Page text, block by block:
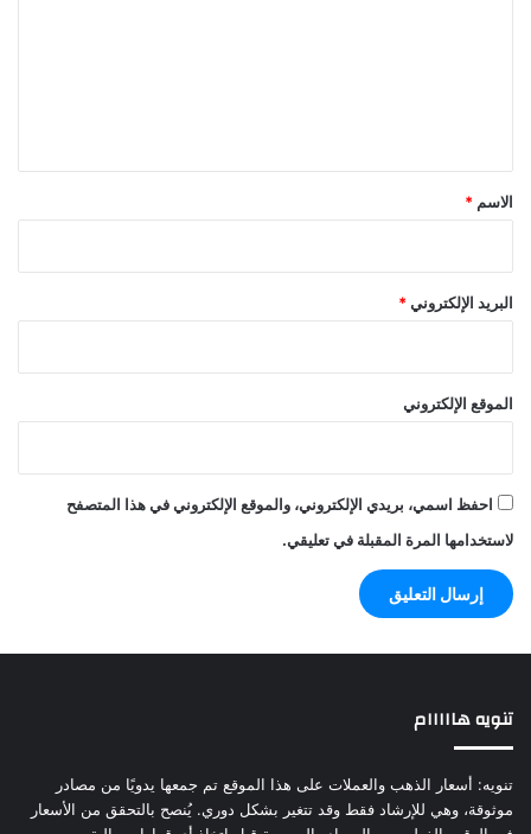
*
الاسم *
البريد الإلكتروني *
الموقع الإلكتروني
احفظ اسمي، بريدي الإلكتروني، والموقع الإلكتروني في هذا المتصفح
لاستخدامها المرة المقبلة في تعليقي.
تنويه هااااام
تنويه: أسعار الذهب والعملات على هذا الموقع تم جمعها يدويًا من مصادر
موثوقة، وهي للإرشاد فقط وقد تتغير بشكل دوري. يُنصح بالتحقق من الأسعار